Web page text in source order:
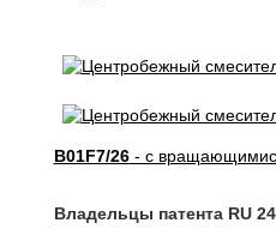
B01F7/26- с
Владельцы патента RU